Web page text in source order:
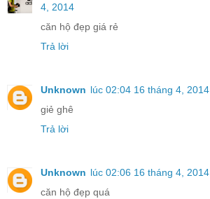
4, 2014
căn hộ đẹp giá rẻ
Trả lời
Unknown lúc 02:04 16 tháng 4, 2014
giẻ ghê
Trả lời
Unknown lúc 02:06 16 tháng 4, 2014
căn hộ đẹp quá